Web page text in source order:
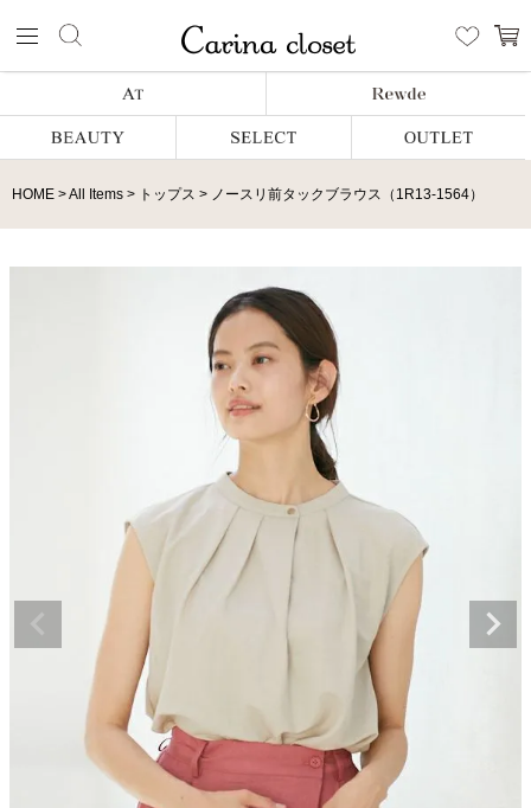
HOME All Items トップス ノースリ前タックブラウス（1R13-1564）